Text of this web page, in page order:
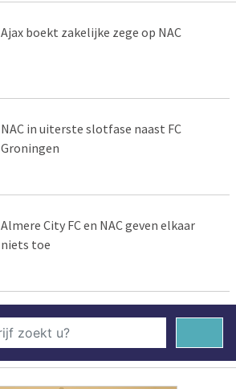
Ajax boekt zakelijke zege op NAC
NAC in uiterste slotfase naast FC
Groningen
Almere City FC en NAC geven elkaar
niets toe